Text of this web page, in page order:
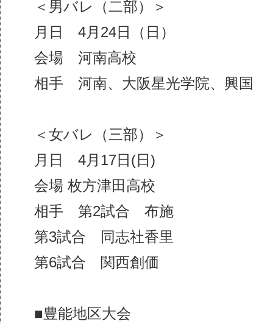
＜男バレ（二部）＞
月日 4月24日（日）
会場 河南高校
相手 河南、大阪星光学院、興国
＜女バレ（三部）＞
月日 4月17日(日)
会場 枚方津田高校
相手 第2試合 布施
第3試合 同志社香里
第6試合 関西創価
■豊能地区大会